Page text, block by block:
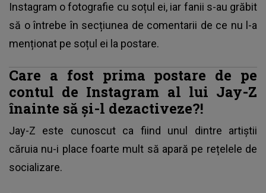
Instagram o fotografie cu soțul ei, iar fanii s-au grăbit
să o întrebe în secțiunea de comentarii de ce nu l-a
menționat pe soțul ei la postare.
Care a fost prima postare de pe
contul de Instagram al lui Jay-Z
înainte să și-l dezactiveze?!
Jay-Z este cunoscut ca fiind unul dintre artiștii
căruia nu-i place foarte mult să apară pe rețelele de
socializare.